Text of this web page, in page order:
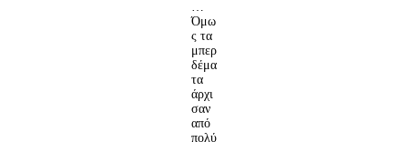
Όμω
ς τα
μπερ
δέμα
τα
άρχι
σαν
από
πολύ